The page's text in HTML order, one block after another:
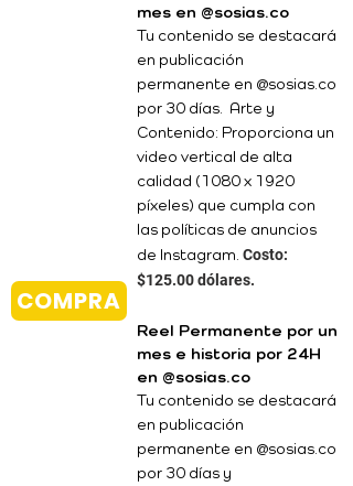
COMPRA
mes en @sosias.co
Tu contenido se destacará
en publicación
permanente en @sosias.co
por 30 días. Arte y
Contenido: Proporciona un
video vertical de alta
calidad (1080 x 1920
píxeles) que cumpla con
las políticas de anuncios
de Instagram. Costo:
$125.00 dólares.
Reel Permanente por un
mes e historia por 24H
en @sosias.co
Tu contenido se destacará
en publicación
permanente en @sosias.co
por 30 días y